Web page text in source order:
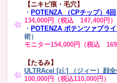
【ニキビ痕・毛穴】
・ POTENZA （CPチップ）4回
134,000円（税込 147,400円）
・ POTENZA ポテンツァプラ
術）
モニター154,000円（税込
【たるみ】
ULTRAcel [zíː] （ジィー）顔全
100,000円（税込110,000円）